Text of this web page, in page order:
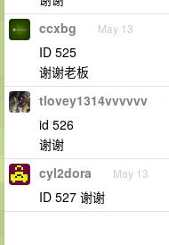
ccxbg May 13
ID 525
谢谢老板
tlovey1314vvvvvv
id 526
谢谢
cyl2dora May 13
ID 527 谢谢